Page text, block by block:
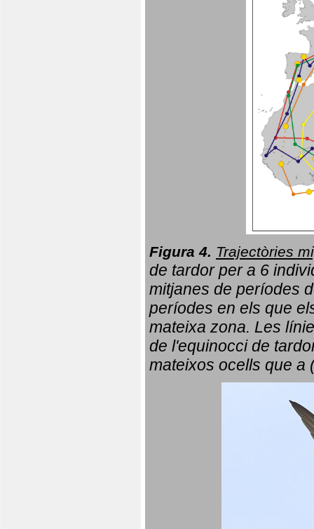
Figura 4. Trajectòries
de tardor per a 6
mitjanes de períodes
períodes en els que
mateixa zona. Les
de l'equinocci de
mateixos ocells que a